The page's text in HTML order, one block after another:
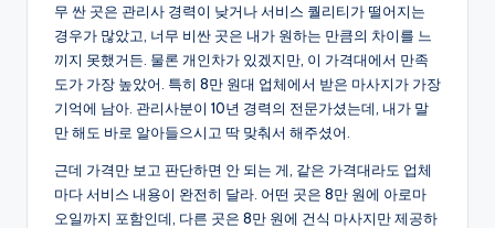
무 싼 곳은 관리사 경력이 낮거나 서비스 퀄리티가 떨어지는
경우가 많았고, 너무 비싼 곳은 내가 원하는 만큼의 차이를 느
끼지 못했거든. 물론 개인차가 있겠지만, 이 가격대에서 만족
도가 가장 높았어. 특히 8만 원대 업체에서 받은 마사지가 가장
기억에 남아. 관리사분이 10년 경력의 전문가셨는데, 내가 말
만 해도 바로 알아들으시고 딱 맞춰서 해주셨어.
근데 가격만 보고 판단하면 안 되는 게, 같은 가격대라도 업체
마다 서비스 내용이 완전히 달라. 어떤 곳은 8만 원에 아로마
오일까지 포함인데, 다른 곳은 8만 원에 건식 마사지만 제공하